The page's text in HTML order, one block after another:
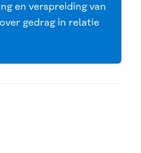
en verspreiding van
gedrag in relatie